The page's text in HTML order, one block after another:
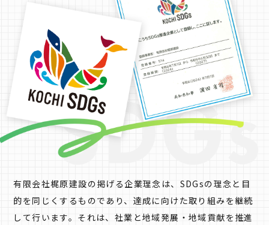
有限会社梶原建設の掲げる企業理念は、SDGsの理念と目
的を同じくするものであり、達成に向けた取り組みを継続
して行います。それは、社業と地域発展・地域貢献を推進